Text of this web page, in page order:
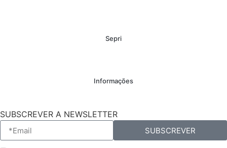
Sepri
Informações
SUBSCREVER A NEWSLETTER
SUBSCREVER